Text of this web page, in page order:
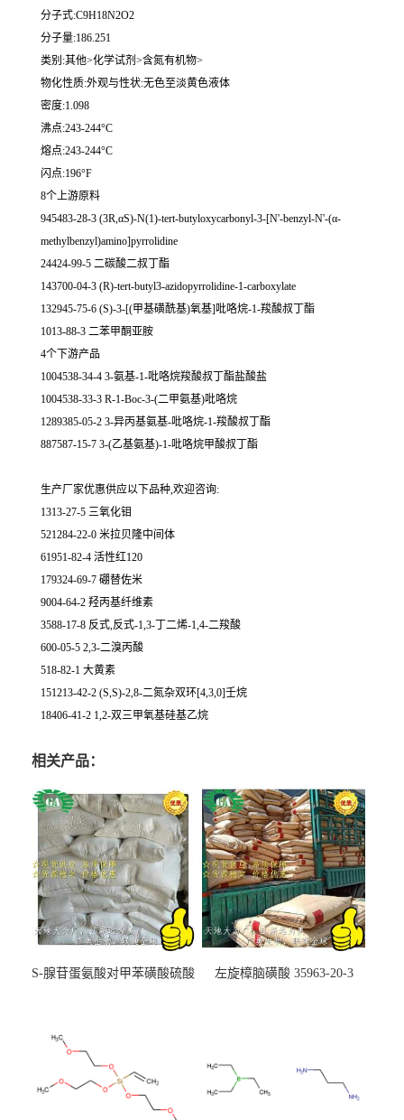
分子式:C9H18N2O2
分子量:186.251
类别:其他>化学试剂>含氮有机物>
物化性质:外观与性状:无色至淡黄色液体
密度:1.098
沸点:243-244°C
熔点:243-244°C
闪点:196°F
8个上游原料
945483-28-3 (3R,αS)-N(1)-tert-butyloxycarbonyl-3-[N'-benzyl-N'-(α-
methylbenzyl)amino]pyrrolidine
24424-99-5 二碳酸二叔丁酯
143700-04-3 (R)-tert-butyl3-azidopyrrolidine-1-carboxylate
132945-75-6 (S)-3-[(甲基磺酰基)氧基]吡咯烷-1-羧酸叔丁酯
1013-88-3 二苯甲酮亚胺
4个下游产品
1004538-34-4 3-氨基-1-吡咯烷羧酸叔丁酯盐酸盐
1004538-33-3 R-1-Boc-3-(二甲氨基)吡咯烷
1289385-05-2 3-异丙基氨基-吡咯烷-1-羧酸叔丁酯
887587-15-7 3-(乙基氨基)-1-吡咯烷甲酸叔丁酯
生产厂家优惠供应以下品种,欢迎咨询:
1313-27-5 三氧化钼
521284-22-0 米拉贝隆中间体
61951-82-4 活性红120
179324-69-7 硼替佐米
9004-64-2 羟丙基纤维素
3588-17-8 反式,反式-1,3-丁二烯-1,4-二羧酸
600-05-5 2,3-二溴丙酸
518-82-1 大黄素
151213-42-2 (S,S)-2,8-二氮杂双环[4,3,0]壬烷
18406-41-2 1,2-双三甲氧基硅基乙烷
相关产品：
S-腺苷蛋氨酸对甲苯磺酸硫酸
左旋樟脑磺酸 35963-20-3